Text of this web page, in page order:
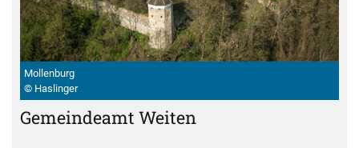
Mollenburg
© Haslinger
Gemeindeamt Weiten